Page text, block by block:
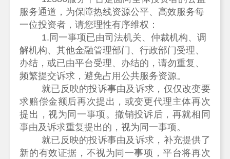
服务通道，为保障热线资源公平、高效服务每
一位投资者，请您理性有序维权：
1.同一事项已由司法机关、仲裁机构、调
解机构、其他金融管理部门、行政部门受理、
办结，或已由平台受理、办结的，请勿重复、
频繁提交诉求，避免占用公共服务资源。
就已反映的投诉事由及诉求，仅仅改变要
求赔偿金额后再次提出，或变更代理主体再次
提出，视为同一事项。撤销投诉后，再就相同
事由及诉求重复提出的，视为同一事项。
就已反映的投诉事由及诉求，补充提供了
新的有效证据，不视为同一事项，平台将再次